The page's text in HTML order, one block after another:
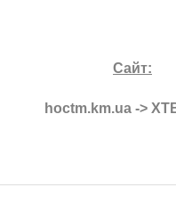
Сайт:
hoctm.km.ua ->